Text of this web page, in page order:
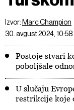
Izvor: Marc Champion
30. avgust 2024, 10:58
Postoje stvari
poboljšale
U slučaju
restrikcije koje